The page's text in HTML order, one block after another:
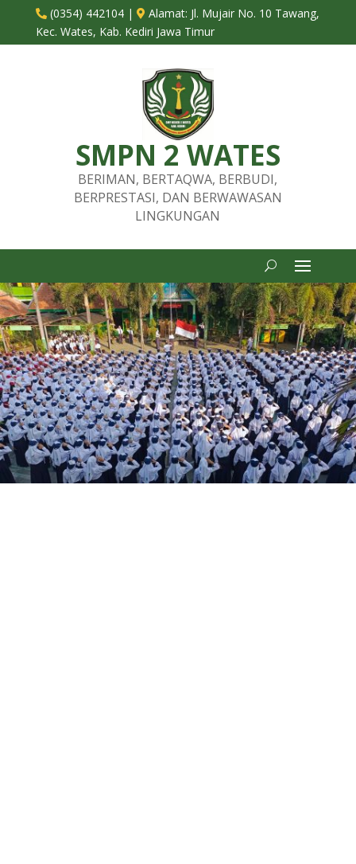
 (0354) 442104|  Alamat: Jl. Mujair No. 10 Tawang,
Kec. Wates, Kab. Kediri Jawa Timur
SMPN 2 WATES
BERIMAN, BERTAQWA, BERBUDI,
BERPRESTASI, DAN BERWAWASAN
LINGKUNGAN